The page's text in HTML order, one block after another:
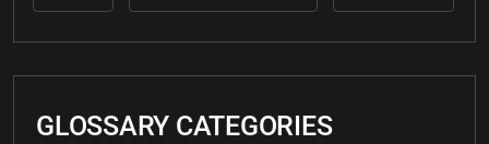
GLOSSARY CATEGORIES